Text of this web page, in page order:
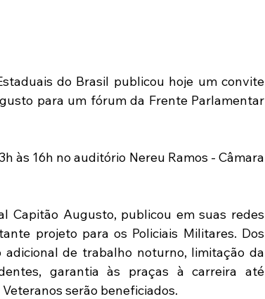
do Brasil publicou hoje um convite
para um fórum da Frente Parlamentar
às 16h no auditório Nereu Ramos - Câmara
Capitão Augusto, publicou em suas redes
projeto para os Policiais Militares. Dos
de trabalho noturno, limitação da
garantia às praças à carreira até
serão beneficiados.